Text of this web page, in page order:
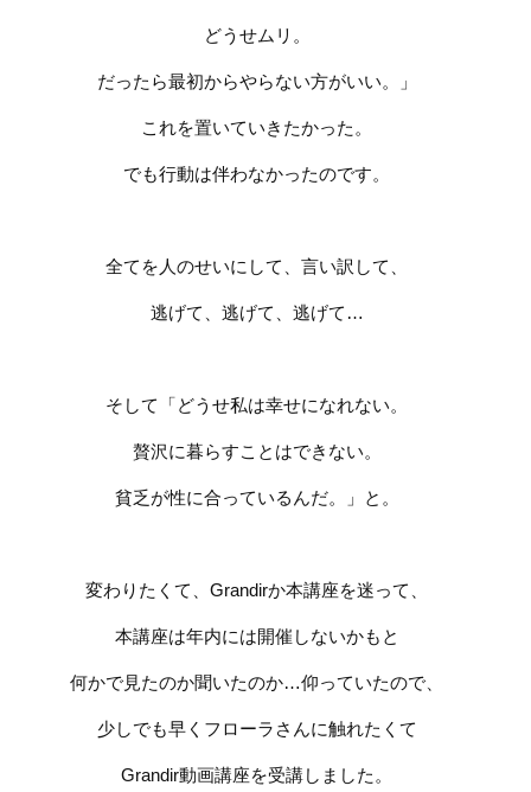
どうせムリ。
だったら最初からやらない方がいい。」
これを置いていきたかった。
でも行動は伴わなかったのです。
全てを人のせいにして、言い訳して、
逃げて、逃げて、逃げて…
そして「どうせ私は幸せになれない。
贅沢に暮らすことはできない。
貧乏が性に合っているんだ。」と。
変わりたくて、Grandirか本講座を迷って、
本講座は年内には開催しないかもと
何かで見たのか聞いたのか…仰っていたので、
少しでも早くフローラさんに触れたくて
Grandir動画講座を受講しました。